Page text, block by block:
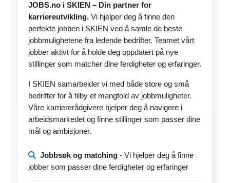
JOBS.no i SKIEN – Din partner for
karriereutvikling. Vi hjelper deg å finne den
perfekte jobben i SKIEN ved å samle de beste
jobbmulighetene fra ledende bedrifter. Teamet vårt
jobber aktivt for å holde deg oppdatert på nye
stillinger som matcher dine ferdigheter og erfaringer.
I SKIEN samarbeider vi med både store og små
bedrifter for å tilby et mangfold av jobbmuligheter.
Våre karriererådgivere hjelper deg å navigere i
arbeidsmarkedet og finne stillinger som passer dine
mål og ambisjoner.
Jobbsøk og matching - Vi hjelper deg å finne
jobber som passer dine ferdigheter og erfaringer